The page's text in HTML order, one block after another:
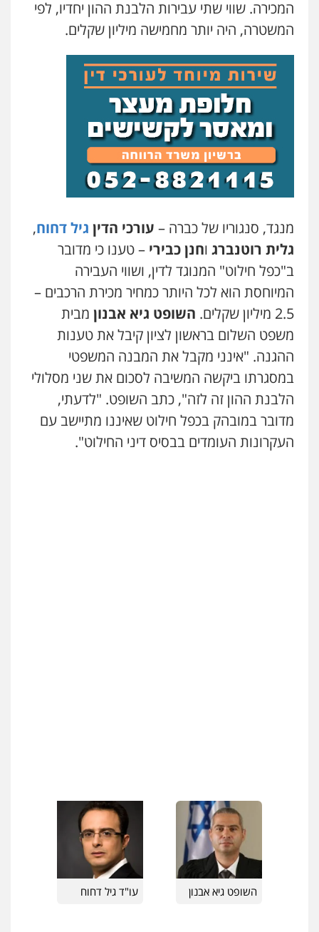
רעות כהן – משרד עורכי דין
פלילי צווארון לבן תעבורה אסירים מעצרים
וחקירות
0506277425
עו"ד נעם שביט
פלילי פשיעה חמורה מיסים הלבנת הון
פסיכיאטריה משפטית
0506216048
המכירה. שווי שתי עבירות הלבנת ההון יחדיו, לפי
המשטרה, היה יותר מחמישה מיליון שקלים.
מנגד, סנגוריו של כברה – עורכי הדין גיל דחוח,
גלית רוטנברג וחנן כבירי – טענו כי מדובר
ב"כפל חילוט" המנוגד לדין, ושווי העבירה
המיוחסת הוא לכל היותר כמחיר מכירת הרכבים –
2.5 מיליון שקלים.
השופט גיא אבנון מבית
משפט השלום בראשון לציון קיבל את טענות
ההגנה. "אינני מקבל את המבנה המשפטי
במסגרתו ביקשה המשיבה לסכום את שני מסלולי
הלבנת ההון זה לזה", כתב השופט. "לדעתי,
מדובר במובהק בכפל חילוט שאיננו מתיישב עם
העקרונות העומדים בבסיס דיני החילוט".
השופט גיא אבנון עו"ד גיל דחוח